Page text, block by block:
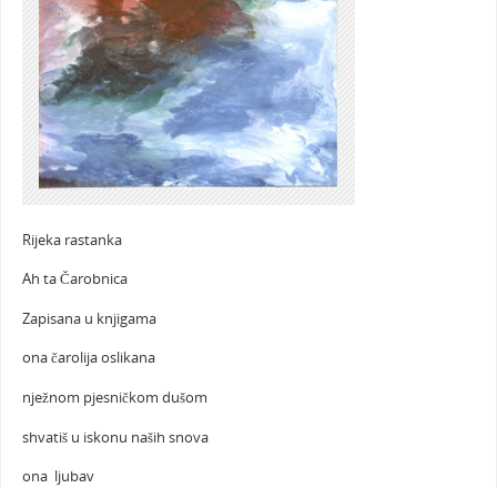
Rijeka rastanka
Ah ta Čarobnica
Zapisana u knjigama
ona čarolija oslikana
nježnom pjesničkom dušom
shvatiš u iskonu naših snova
ona ljubav